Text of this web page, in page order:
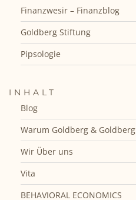
Finanzwesir – Finanzblog
Goldberg Stiftung
Pipsologie
INHALT
Blog
Warum Goldberg & Goldberg
Wir Über uns
Vita
BEHAVIORAL ECONOMICS